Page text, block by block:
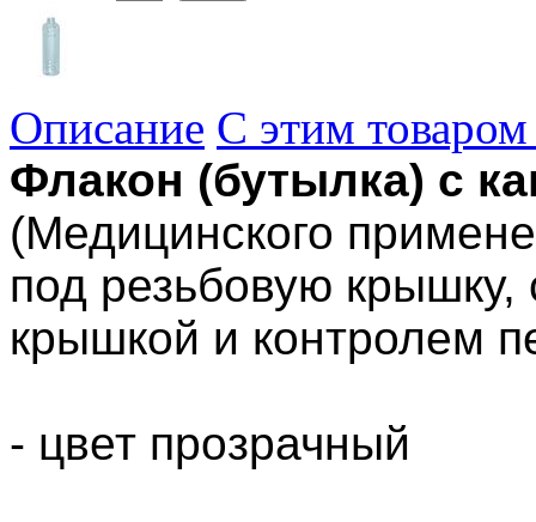
Описание С этим
Флакон (бутылка) с
(Медицинского
под резьбовую крышку,
крышкой и контролем
- цвет прозрачный